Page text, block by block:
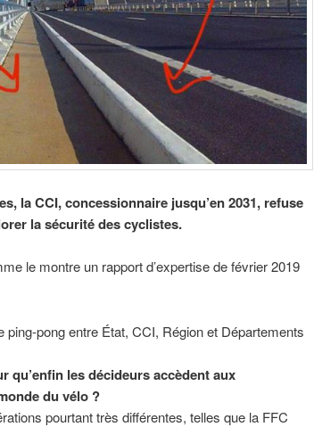
la CCI, concessionnaire jusqu’en 2031, refuse
la sécurité des cyclistes.
le montre un rapport d’expertise de février 2019
pong entre État, CCI, Région et Départements
qu’enfin les décideurs accèdent aux
du vélo ?
pourtant très différentes, telles que la FFC